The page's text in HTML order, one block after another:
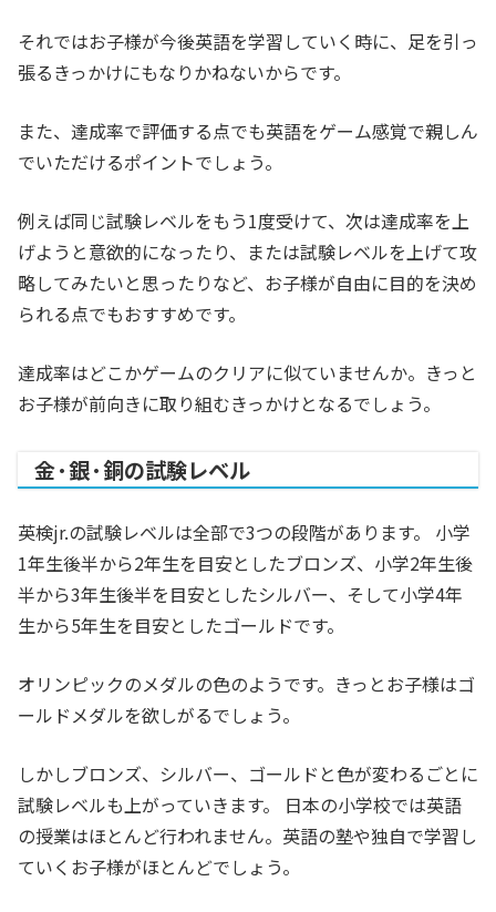
それではお子様が今後英語を学習していく時に、足を引っ
張るきっかけにもなりかねないからです。
また、達成率で評価する点でも英語をゲーム感覚で親しん
でいただけるポイントでしょう。
例えば同じ試験レベルをもう1度受けて、次は達成率を上
げようと意欲的になったり、または試験レベルを上げて攻
略してみたいと思ったりなど、お子様が自由に目的を決め
られる点でもおすすめです。
達成率はどこかゲームのクリアに似ていませんか。きっと
お子様が前向きに取り組むきっかけとなるでしょう。
金·銀·銅の試験レベル
英検jr.の試験レベルは全部で3つの段階があります。 小学
1年生後半から2年生を目安としたブロンズ、小学2年生後
半から3年生後半を目安としたシルバー、そして小学4年
生から5年生を目安としたゴールドです。
オリンピックのメダルの色のようです。きっとお子様はゴ
ールドメダルを欲しがるでしょう。
しかしブロンズ、シルバー、ゴールドと色が変わるごとに
試験レベルも上がっていきます。 日本の小学校では英語
の授業はほとんど行われません。英語の塾や独自で学習し
ていくお子様がほとんどでしょう。